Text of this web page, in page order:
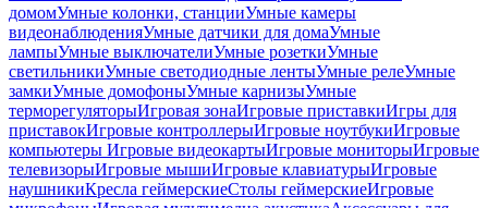
домомУмные колонки, станцииУмные камеры
видеонаблюденияУмные датчики для домаУмные
лампыУмные выключателиУмные розеткиУмные
светильникиУмные светодиодные лентыУмные релеУмные
замкиУмные домофоныУмные карнизыУмные
терморегуляторыИгровая зонаИгровые приставкиИгры для
приставокИгровые контроллерыИгровые ноутбукиИгровые
компьютеры Игровые видеокартыИгровые мониторыИгровые
телевизорыИгровые мышиИгровые клавиатурыИгровые
наушникиКресла геймерскиеСтолы геймерскиеИгровые